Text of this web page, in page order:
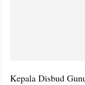
Kepala Disbud